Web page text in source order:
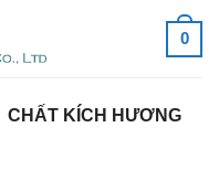
0
CHẤT KÍCH HƯƠNG